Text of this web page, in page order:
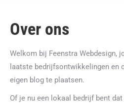
Over ons
Welkom bij Feenstra Webdesign,
laatste bedrijfsontwikkelingen en
eigen blog te plaatsen.
Of je nu een lokaal bedrijf bent